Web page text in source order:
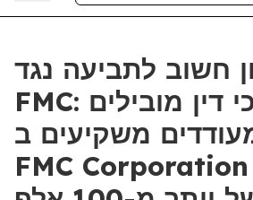
חשוב לתביעה נגד
FMC: רוזן, עורכי דין מובילים
משקיעים ב-
FMC Corporation עם